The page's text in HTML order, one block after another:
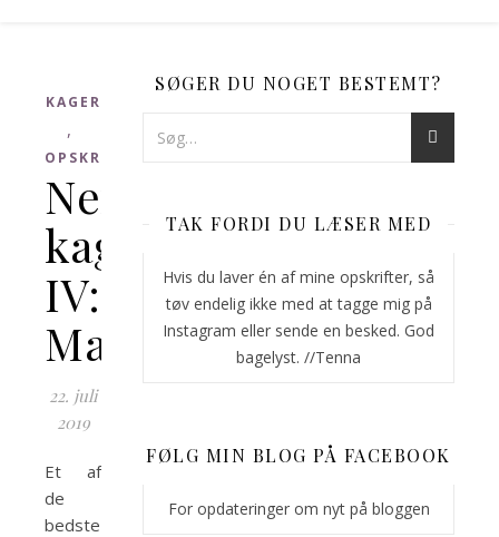
KAGER
,
OPSKRIFTER
Nemme
kager
IV:
Marmorkage
22. juli
2019
Et af
de
bedste
SØGER DU NOGET BESTEMT?
TAK FORDI DU LÆSER MED
Hvis du laver én af mine opskrifter, så
tøv endelig ikke med at tagge mig på
Instagram eller sende en besked. God
bagelyst. //Tenna
FØLG MIN BLOG PÅ FACEBOOK
For opdateringer om nyt på bloggen